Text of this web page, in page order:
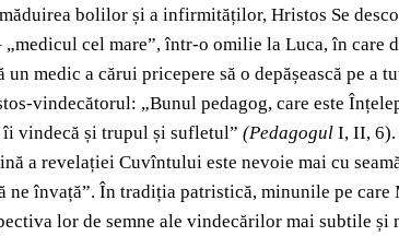
bolilor și a infirmităților, Hristos Se
cel mare”, într-o omilie la Luca, în care
a cărui pricepere să o depășească pe a
vindecătorul: „Bunul pedagog, care este
vindecă și trupul și sufletul” (Pedagogul I, II, 6).
revelației Cuvîntului este nevoie mai cu
ne învață”. În tradiția patristică, minunile pe
lor de semne ale vindecărilor mai subtile și